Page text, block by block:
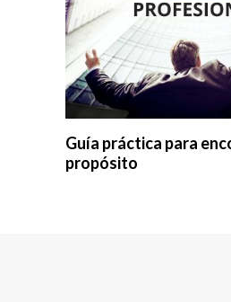
Guía práctica para
propósito